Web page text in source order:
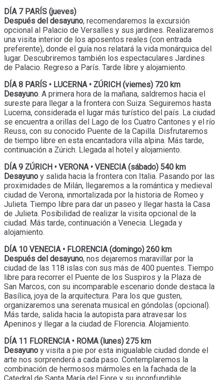
DÍA 7 PARÍS (jueves)
Después del desayuno, recomendaremos la excursión
opcional al Palacio de Versalles y sus jardines. Realizaremos
una visita interior de los aposentos reales (con entrada
preferente), donde el guía nos relatará la vida monárquica del
lugar. Descubriremos también los espectaculares Jardines
de Palacio. Regreso a París. Tarde libre y alojamiento.
DÍA 8 PARÍS • LUCERNA • ZÚRICH (viernes) 720 km
Desayuno. A primera hora de la mañana, saldremos hacia el
sureste para llegar a la frontera con Suiza. Seguiremos hasta
Lucerna, considerada el lugar más turístico del país. La ciudad
se encuentra a orillas del Lago de los Cuatro Cantones y el río
Reuss, con su conocido Puente de la Capilla. Disfrutaremos
de tiempo libre en esta encantadora villa alpina. Más tarde,
continuación a Zúrich. Llegada al hotel y alojamiento.
DÍA 9 ZÚRICH • VERONA • VENECIA (sábado) 540 km
Desayuno y salida hacia la frontera con Italia. Pasando por las
proximidades de Milán, llegaremos a la romántica y medieval
ciudad de Verona, inmortalizada por la historia de Romeo y
Julieta. Tiempo libre para dar un paseo y llegar hasta la Casa
de Julieta. Posibilidad de realizar la visita opcional de la
ciudad. Más tarde, continuación a Venecia. Llegada y
alojamiento.
DÍA 10 VENECIA • FLORENCIA (domingo) 260 km
Después del desayuno, nos dejaremos maravillar por la
ciudad de las 118 islas con sus más de 400 puentes. Tiempo
libre para recorrer el Puente de los Suspiros y la Plaza de
San Marcos, con su incomparable escenario donde destaca la
Basílica, joya de la arquitectura. Para los que gusten,
organizaremos una serenata musical en góndolas (opcional).
Más tarde, salida hacia la autopista para atravesar los
Apeninos y llegar a la ciudad de Florencia. Alojamiento.
DÍA 11 FLORENCIA • ROMA (lunes) 275 km
Desayuno y visita a pie por esta inigualable ciudad donde el
arte nos sorprenderá a cada paso. Contemplaremos la
combinación de hermosos mármoles en la fachada de la